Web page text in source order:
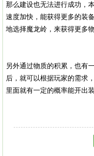
那么建设也无法进行成功，
速度加快，能获得更多的装
地选择魔龙岭，来获得更多
另外通过物质的积累，也有
后，就可以根据玩家的需求
里面就有一定的概率能开出装